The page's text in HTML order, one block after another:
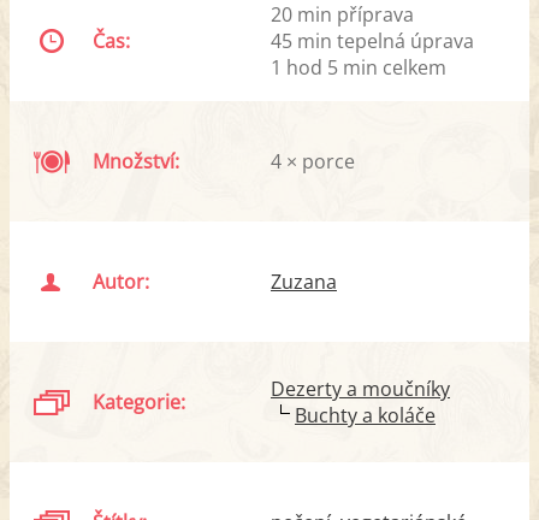
Čas:
20 min příprava
45 min tepelná úprava
1 hod 5 min celkem
Množství: 4 × porce
Autor: Zuzana
Kategorie:
Dezerty a moučníky
Buchty a koláče